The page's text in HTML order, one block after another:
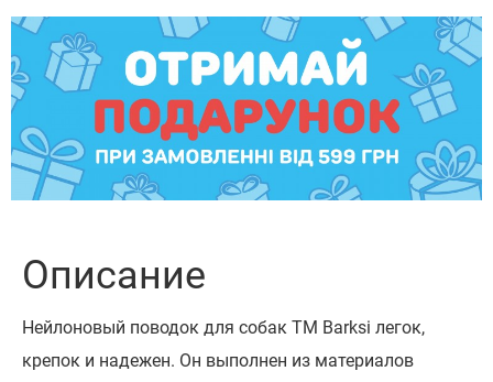
Описание
Нейлоновый поводок для собак ТМ Barksi легок,
крепок и надежен. Он выполнен из материалов